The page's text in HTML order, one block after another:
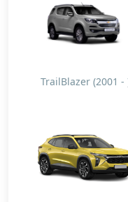
TrailBlazer (2001 -